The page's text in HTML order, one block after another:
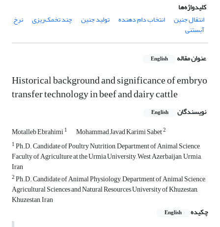
کلیدواژه‌ها
انتقال جنین
انتخاب دام دهنده تولید جنین چند تخمک‌ریزی نرخ
آبستنی
عنوان مقاله English
Historical background and significance of embryo
transfer technology in beef and dairy cattle
نویسندگان English
Motalleb Ebrahimi1 Mohammad Javad Karimi Sabet2
1Ph.D. Candidate of Poultry Nutrition, Department of Animal Science,
Faculty of Agriculture at the Urmia University, West Azerbaijan, Urmia,
Iran
2Ph.D. Candidate of Animal Physiology, Department of Animal Science,
Agricultural Sciences and Natural Resources University of Khuzestan,
Khuzestan, Iran
چکیده
English